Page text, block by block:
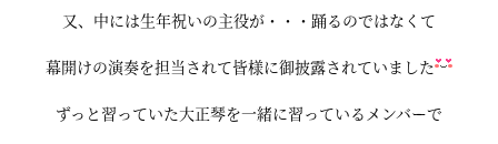
又、中には生年祝いの主役が・・・踊るのではなくて
幕開けの演奏を担当されて皆様に御披露されていました
ずっと習っていた大正琴を一緒に習っているメンバーで